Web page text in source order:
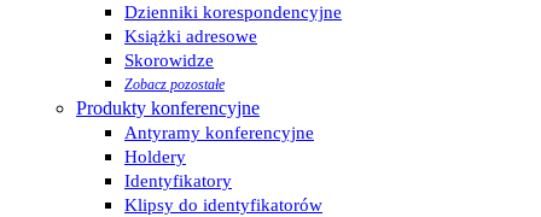
Dzienniki korespondencyjne
Książki adresowe
Skorowidze
Zobacz pozostałe
Produkty konferencyjne
Antyramy konferencyjne
Holdery
Identyfikatory
Klipsy do identyfikatorów